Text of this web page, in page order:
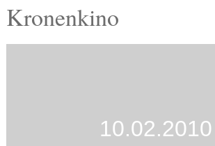
Gesundheit
Kronenkino
10.02.2010